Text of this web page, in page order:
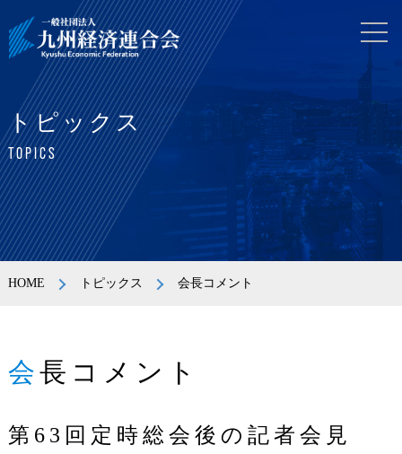
トピックス
TOPICS
HOME トピックス 会長コメント
会長コメント
第63回定時総会後の記者会見